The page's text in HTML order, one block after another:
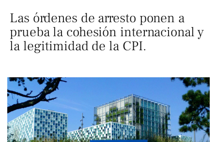
Las órdenes de arresto ponen a
prueba la cohesión internacional y
la legitimidad de la CPI.